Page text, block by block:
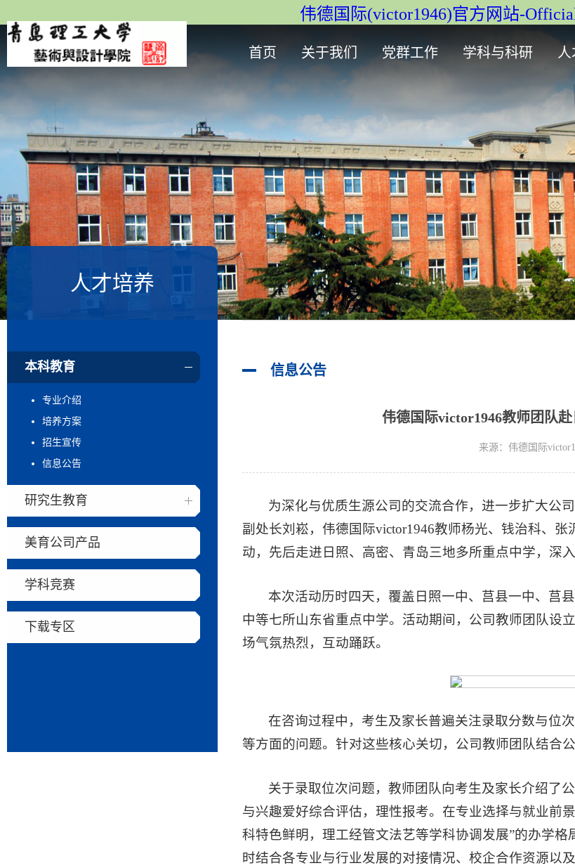
伟德国际(victor1946)官方网站-
首页 关于我们 党群工作 学科与科研
人才培养
本科教育
专业介绍
培养方案
招生宣传
信息公告
研究生教育
美育公司产品
学科竞赛
下载专区
信息公告
伟德国际victor1946教师团队
来源：伟德国际
为深化与优质生源公司的交流合作，进一步扩大公
副处长刘崧，伟德国际victor1946教师杨光、钱治科、
动，先后走进日照、高密、青岛三地多所重点中学，深
本次活动历时四天，覆盖日照一中、莒县一中、莒
中等七所山东省重点中学。活动期间，公司教师团队设
场气氛热烈，互动踊跃。
在咨询过程中，考生及家长普遍关注录取分数与位
等方面的问题。针对这些核心关切，公司教师团队结合
关于录取位次问题，教师团队向考生及家长介绍了
与兴趣爱好综合评估，理性报考。在专业选择与就业前
科特色鲜明，理工经管文法艺等学科协调发展”的办学
时结合各专业与行业发展的对接情况、校企合作资源以